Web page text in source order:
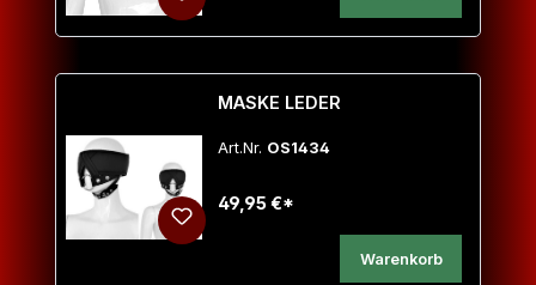
MASKE LEDER
Art.Nr. OS1434
49,95 €*
Warenkorb